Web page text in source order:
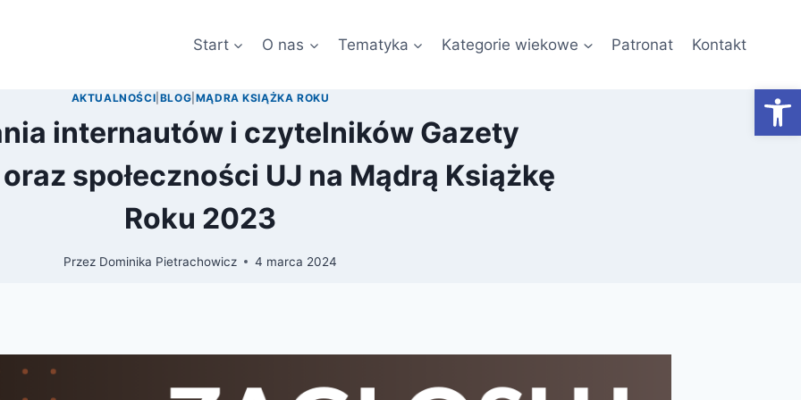
Start O nas Tematyka Kategorie wiekowe Patronat Kontakt
AKTUALNOŚCI BLOG MĄDRA KSIĄŻKA ROKU
internautów i czytelników Gazety
społeczności UJ na Mądrą Książkę
Roku 2023
Przez Dominika Pietrachowicz 4 marca 2024